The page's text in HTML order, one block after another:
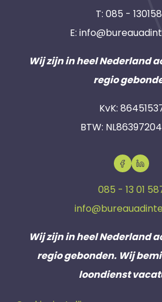
T: 085 -
E:
Wij zijn in heel Nederland
regio
KvK:
BTW:
085 - 13 01
Wij zijn in heel Nederland
regio gebonden. Wij
loondienst